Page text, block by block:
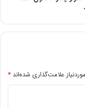
علامت‌گذاری شده‌اند *